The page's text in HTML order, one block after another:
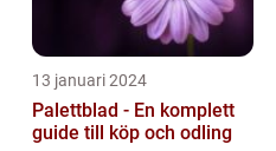
13 januari 2024
Palettblad - En komplett
guide till köp och odling